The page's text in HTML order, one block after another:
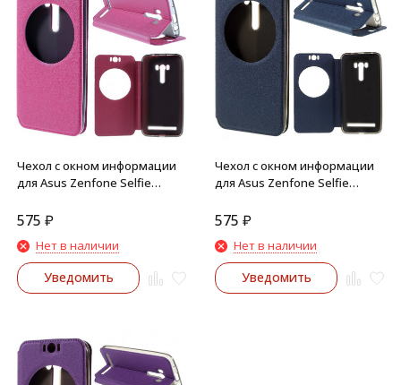
Чехол с окном информации
для Asus Zenfone Selfie
(Малиновый)
575 ₽
Нет в наличии
Уведомить
Чехол с окном информации
для Asus Zenfone Selfie
575 ₽
Нет в наличии
Уведомить